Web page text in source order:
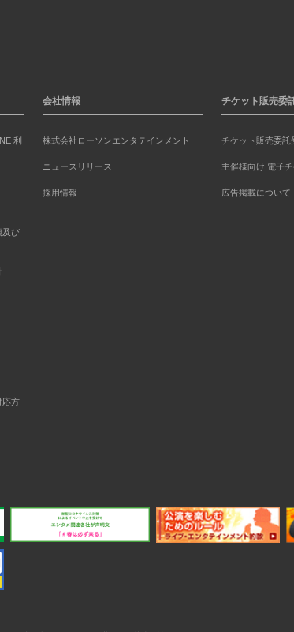
利
及び
応方
会社情報
株式会社ローソンエンタテインメント
ニュースリリース
採用情報
チケット販売委
チケット販売委託
主催様向け 電子
広告掲載について